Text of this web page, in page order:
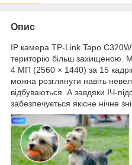
Опис
IP камера TP-Link Tapo
територію більш захищеною.
4 МП (2560 × 1440) за 15
можна розглянути навіть
відбуваються. А завдяки ІЧ-
забезпечується якісне нічне